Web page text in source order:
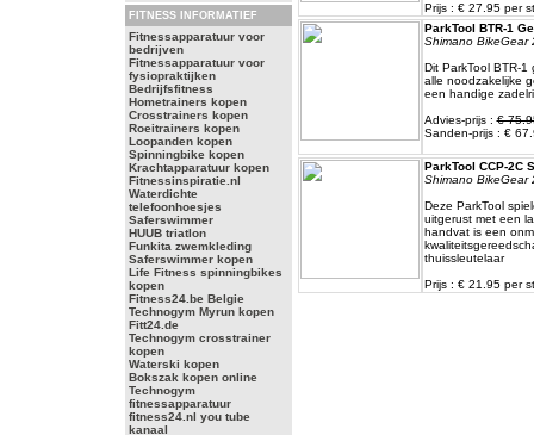
FITNESS INFORMATIEF
Fitnessapparatuur voor
bedrijven
Fitnessapparatuur voor
fysiopraktijken
Bedrijfsfitness
Hometrainers kopen
Crosstrainers kopen
Roeitrainers kopen
Loopanden kopen
Spinningbike kopen
Krachtapparatuur kopen
Fitnessinspiratie.nl
Waterdichte
telefoonhoesjes
Saferswimmer
HUUB triatlon
Funkita zwemkleding
Saferswimmer kopen
Life Fitness spinningbikes
kopen
Fitness24.be Belgie
Technogym Myrun kopen
Fitt24.de
Technogym crosstrainer
kopen
Waterski kopen
Bokszak kopen online
Technogym
fitnessapparatuur
fitness24.nl you tube
kanaal
Prijs : € 27.95 per
ParkTool BTR-1
Shimano BikeGear
Dit ParkTool BTR-
alle noodzakelijke
een handige
Advies-prijs :€
Sanden-prijs : €
ParkTool CCP-2C
Shimano BikeGear
Deze ParkTool
uitgerust met een
handvat is een
thuissleutelaar
Prijs : € 21.95 per